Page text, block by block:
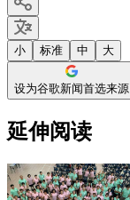
小 标准 中 大
设为谷歌新闻首选来源
延伸阅读